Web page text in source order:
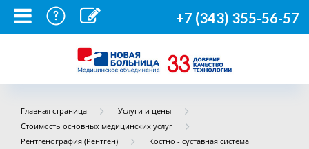
+7 (343) 355-56-57
Главная страница
Услуги и цены
Стоимость основных медицинских услуг
Рентгенография (Рентген)
Костно - суставная система